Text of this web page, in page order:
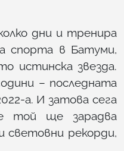
дни и тренира
спорта в Батуми,
истинска звезда.
– последната
а. И затова сега
той ще зарадва
световни рекорди,